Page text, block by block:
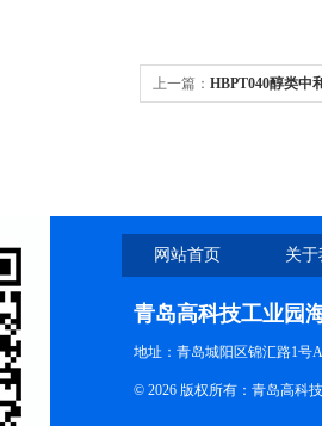
上一篇： HBPT040醇类中
网站首页 关
青岛高科技工业园
地址：青岛城阳区锦汇路1号
© 2026 版权所有：青岛高科